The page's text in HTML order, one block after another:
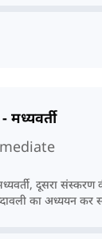
दूसरा संस्करण
का अध्ययन कर